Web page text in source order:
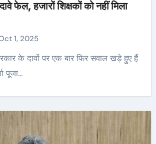
फेल, हजारों शिक्षकों को नहीं मिला
1, 2025
पूजा…